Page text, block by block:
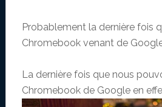
Probablement la dernière fois
Chromebook venant de
La dernière fois que nous
Chromebook de Google en